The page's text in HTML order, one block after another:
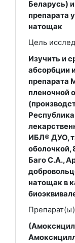
Беларусь)
препарата
натощак
Цель
Изучить и
абсорбции
препарата
пленочной
ИБЛ® ДУО,
оболочкой,
Баго С.А.,
натощак в